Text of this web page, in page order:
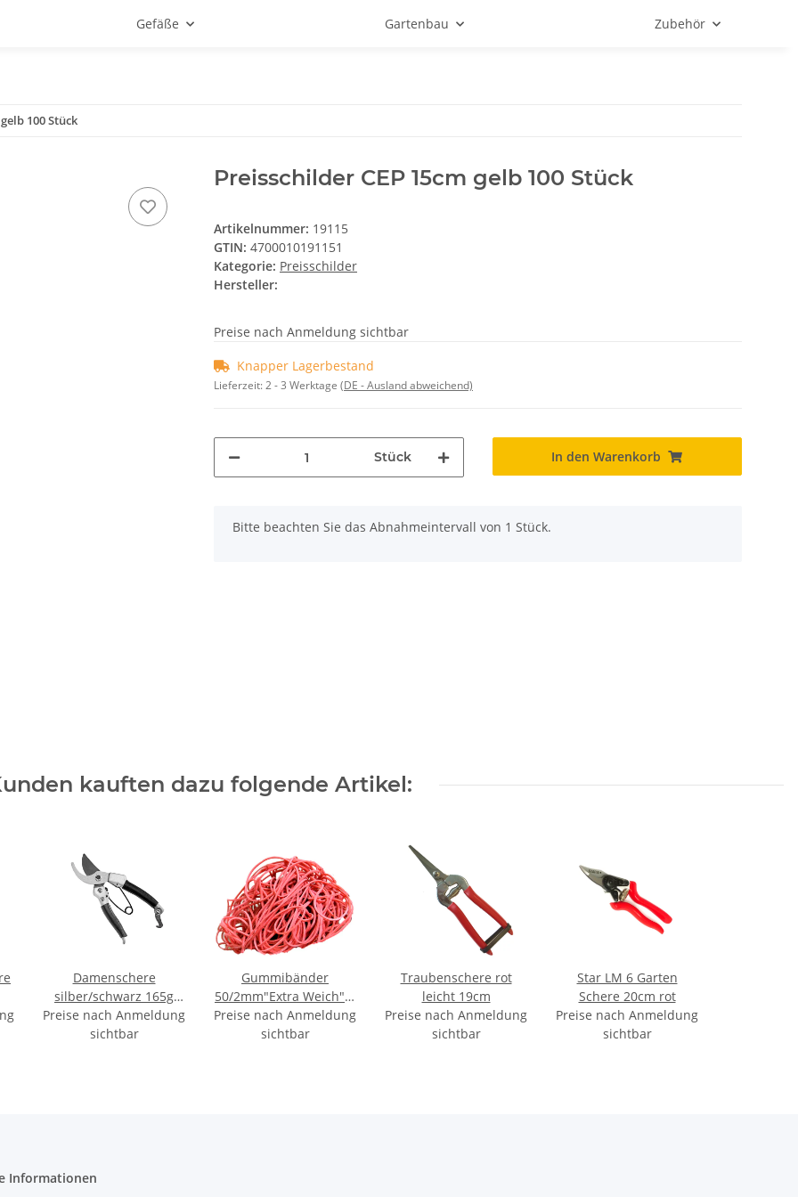
Gefäße Gartenbau Zubehör
100 Stück
Preisschilder CEP 15cm gelb 100 Stück
Artikelnummer: 19115
GTIN: 4700010191151
Kategorie: Preisschilder
Hersteller:
Preise nach Anmeldung sichtbar
Knapper Lagerbestand
Lieferzeit:2 - 3 Werktage (DE - Ausland abweichend)
Stück In den Warenkorb
x
Bitte beachten Sie das Abnahmeintervall von 1 Stück.
kauften dazu folgende Artikel:
Damenschere
silber/schwarz 165g
18cm
Preise nach Anmeldung
sichtbar
Gummibänder
50/2mm"Extra Weich" 1
kg,rot
Preise nach Anmeldung
sichtbar
Traubenschere rot
leicht 19cm
Preise nach Anmeldung
sichtbar
Star LM 6 Garten
Schere 20cm rot
Preise nach Anmeldung
sichtbar
Informationen